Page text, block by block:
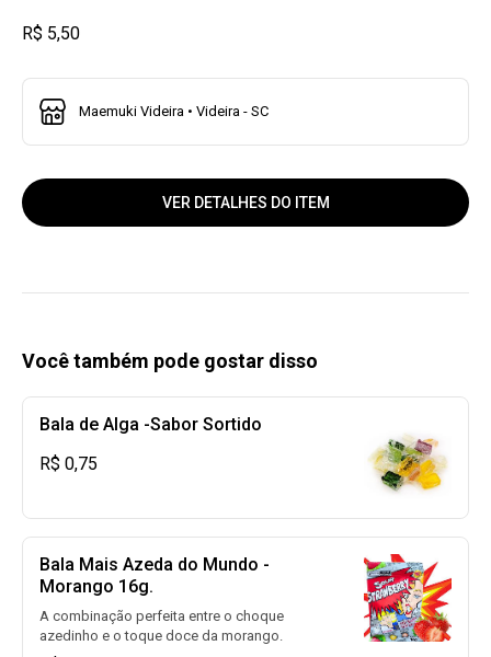
R$ 5,50
Maemuki Videira • Videira - SC
VER DETALHES DO ITEM
Você também pode gostar disso
Bala de Alga -Sabor Sortido
R$ 0,75
Bala Mais Azeda do Mundo -
Morango 16g.
A combinação perfeita entre o choque
azedinho e o toque doce da morango.